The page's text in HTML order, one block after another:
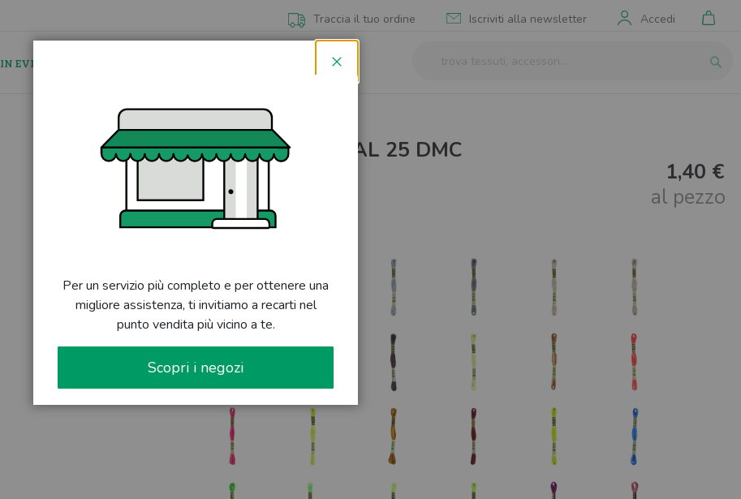
Traccia il tuo ordine Iscriviti alla newsletter Accedi
IN EVIDENZA
MOULINE SPECIAL 25 DMC
1,40 €
al pezzo
Varianti colore disponibili
Colore:AZZURRO
to
the
gallery
Chiudi
Per un servizio più completo e per ottenere una
migliore assistenza, ti invitiamo a recarti nel
punto vendita più vicino a te.
Scopri i negozi